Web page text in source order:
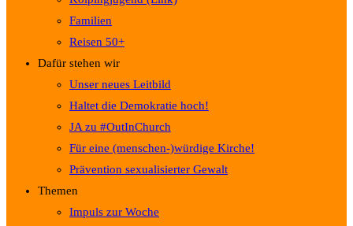
Familien
Reisen 50+
Dafür stehen wir
Unser neues Leitbild
Haltet die Demokratie hoch!
JA zu #OutInChurch
Für eine (menschen-)würdige Kirche!
Prävention sexualisierter Gewalt
Themen
Impuls zur Woche